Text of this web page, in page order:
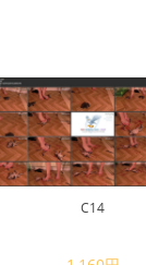
C14